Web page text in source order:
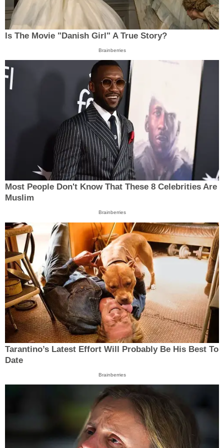
Is The Movie "Danish Girl" A True Story?
Brainberries
Most People Don't Know That These 8 Celebrities Are
Muslim
Brainberries
Tarantino’s Latest Effort Will Probably Be His Best To
Date
Brainberries